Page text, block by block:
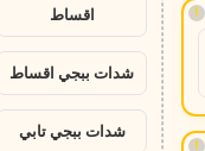
!
!
اقساط
شدات ببجي اقساط
شدات ببجي تابي